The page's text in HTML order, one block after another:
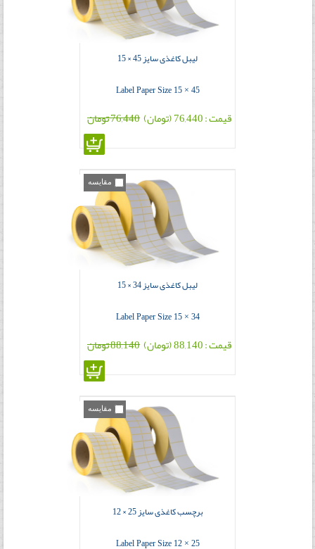
لیبل کاغذی سایز 45 × 15
Label Paper Size 15 × 45
قیمت : 76,440 (تومان) 76,440 تومان
مقایسه
لیبل کاغذی سایز 34 × 15
Label Paper Size 15 × 34
قیمت : 88,140 (تومان) 88,140 تومان
مقایسه
برچسب کاغذی سایز 25 × 12
Label Paper Size 12 × 25